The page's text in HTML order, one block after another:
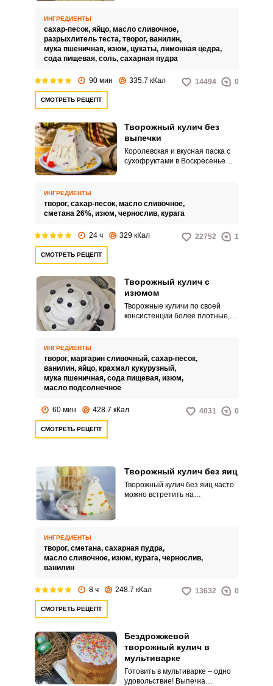
достаточно быстрый, а текстура
творожной выпечки легкая и
воздушная.
ИНГРЕДИЕНТЫ
сахар-песок, яйцо, масло сливочное,
разрыхлитель теста, творог, ванилин,
мука пшеничная, изюм, цукаты, лимонная цедра,
сода пищевая, соль, сахарная пудра
90 мин 335.7 кКал 14494 0
СМОТРЕТЬ РЕЦЕПТ
Творожный кулич без
выпечки
Королевская и вкусная паска с
сухофруктами в Воскресенье
составит труда.
ИНГРЕДИЕНТЫ
творог, сахар-песок, масло сливочное,
сметана 26%, изюм, чернослив, курага
24 ч 329 кКал 22752 1
СМОТРЕТЬ РЕЦЕПТ
Творожный кулич с
изюмом
Творожные куличи по своей
консистенции более плотные,
куличе не ощущается, при этом
творог не теряет своих
полезных свойств при
термообработке.
ИНГРЕДИЕНТЫ
творог, маргарин сливочный, сахар-песок,
ванилин, яйцо, крахмал кукурузный,
мука пшеничная, сода пищевая, изюм,
масло подсолнечное
60 мин 428.7 кКал 4031 0
СМОТРЕТЬ РЕЦЕПТ
Творожный кулич без яиц
Творожный кулич без яиц часто
можно встретить на
ИНГРЕДИЕНТЫ
творог, сметана, сахарная пудра,
масло сливочное, изюм, курага, чернослив,
ванилин
8 ч 248.7 кКал 13632 0
СМОТРЕТЬ РЕЦЕПТ
Бездрожжевой
творожный кулич в
мультиварке
Готовить в мультиварке – одно
удовольствие! Выпечка